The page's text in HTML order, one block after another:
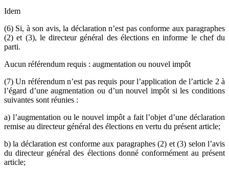
Idem
(6) Si, à son avis, la déclaration n’est pas conforme aux paragraphes
(2) et (3), le directeur général des élections en informe le chef du
parti.
Aucun référendum requis : augmentation ou nouvel impôt
(7) Un référendum n’est pas requis pour l’application de l’article 2 à
l’égard d’une augmentation ou d’un nouvel impôt si les conditions
suivantes sont réunies :
a) l’augmentation ou le nouvel impôt a fait l’objet d’une déclaration
remise au directeur général des élections en vertu du présent article;
b) la déclaration est conforme aux paragraphes (2) et (3) selon l’avis
du directeur général des élections donné conformément au présent
article;